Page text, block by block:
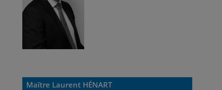
Maître Laurent HÉNART